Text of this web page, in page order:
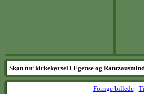
Skøn tur kirkekørsel i Egense og
Forrige billede-